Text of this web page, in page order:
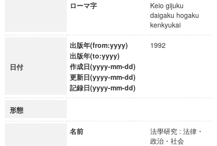
ローマ字
Keio gijuku
daigaku hogaku
kenkyukai
日付
出版年(from:yyyy)
1992
出版年(to:yyyy)
作成日(yyyy-mm-dd)
更新日(yyyy-mm-dd)
記録日(yyyy-mm-dd)
形態
名前
法學研究 : 法律・
政治・社会